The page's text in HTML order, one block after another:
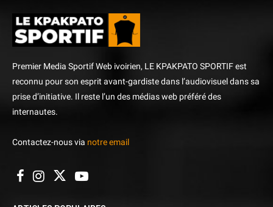
Premier Media Sportif Web ivoirien, LE KPAKPATO SPORTIF est
reconnu pour son esprit avant-gardiste dans l’audiovisuel dans sa
prise d’initiative. Il reste l’un des médias web préféré des
internautes.
Contactez-nous via notre email